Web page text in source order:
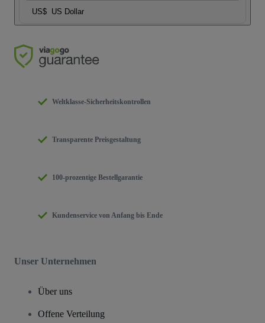
US$ US Dollar
Weltklasse-Sicherheitskontrollen
Transparente Preisgestaltung
100-prozentige Bestellgarantie
Kundenservice von Anfang bis Ende
Unser Unternehmen
Über uns
Offene Verteilung